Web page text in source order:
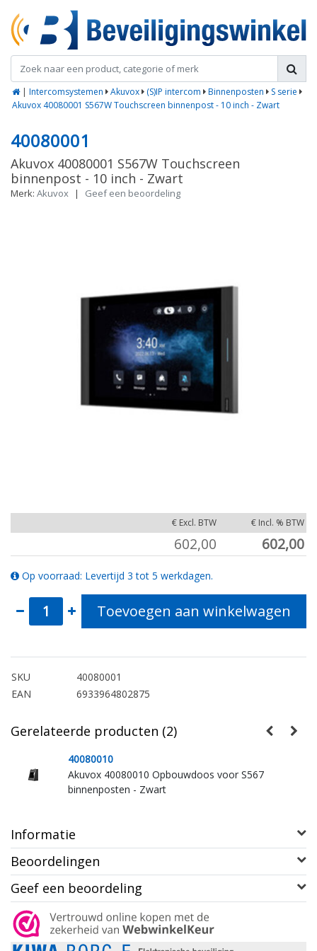
| Intercomsystemen Akuvox (S)IP intercom Binnenposten
S serie
Akuvox 40080001 S567W Touchscreen binnenpost - 10 inch - Zwart
40080001
Akuvox 40080001 S567W Touchscreen
binnenpost - 10 inch - Zwart
Merk: Akuvox | Geef een beoordeling
€ Excl. BTW € Incl. % BTW
602,00 602,00
Op voorraad: Levertijd 3 tot 5 werkdagen.
Toevoegen aan winkelwagen
SKU
40080001
EAN
6933964802875
Gerelateerde producten (2)
40080010
Akuvox 40080010 Opbouwdoos voor S567
binnenposten - Zwart
Informatie
Beoordelingen
Geef een beoordeling